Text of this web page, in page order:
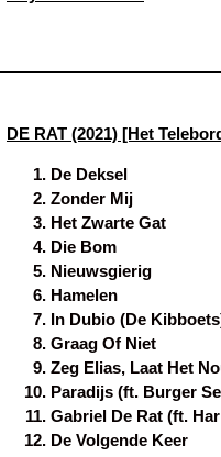
DE RAT (2021) [Het
De Deksel
Zonder Mij
Het Zwarte Gat
Die Bom
Nieuwsgierig
Hamelen
In Dubio (De
Graag Of Niet
Zeg Elias, Laat Het
Paradijs (ft. Burger
Gabriel De Rat (ft.
De Volgende Keer